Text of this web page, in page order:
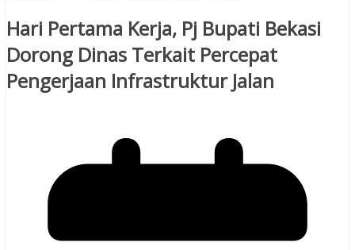
Hari Pertama Kerja, Pj Bupati Bekasi
Dorong Dinas Terkait Percepat
Pengerjaan Infrastruktur Jalan